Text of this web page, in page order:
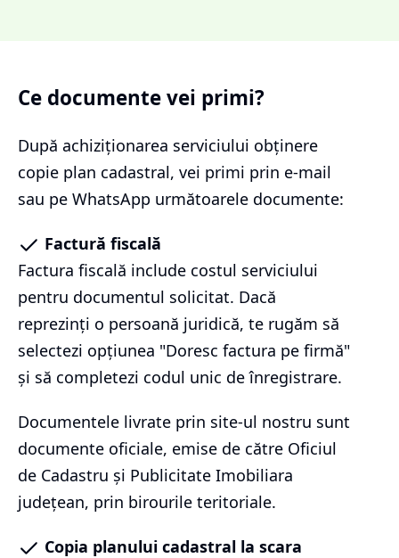
Ce documente vei primi?
După achiziționarea serviciului obținere
copie plan cadastral, vei primi prin e-mail
sau pe WhatsApp următoarele documente:
Factură fiscală
Factura fiscală include costul serviciului
pentru documentul solicitat. Dacă
reprezinți o persoană juridică, te rugăm să
selectezi opțiunea "Doresc factura pe firmă"
și să completezi codul unic de înregistrare.
Documentele livrate prin site-ul nostru sunt
documente oficiale, emise de către Oficiul
de Cadastru și Publicitate Imobiliara
județean, prin birourile teritoriale.
Copia planului cadastral la scara